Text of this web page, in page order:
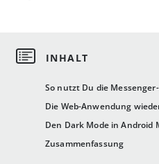
So nutzt Du die
Die Web-Anwendung
Den Dark Mode in Android
Zusammenfassung